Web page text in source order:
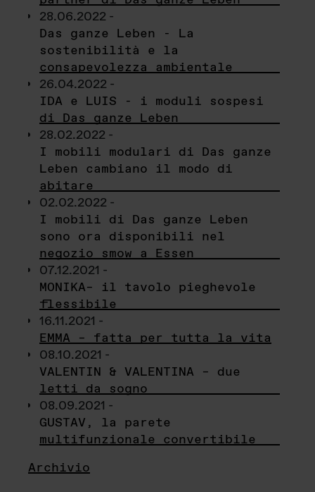
28.06.2022 -
Das ganze Leben - La
sostenibilità e la
consapevolezza ambientale
26.04.2022 -
IDA e LUIS - i moduli sospesi
di Das ganze Leben
28.02.2022 -
I mobili modulari di Das ganze
Leben cambiano il modo di
abitare
02.02.2022 -
I mobili di Das ganze Leben
sono ora disponibili nel
negozio smow a Essen
07.12.2021 -
MONIKA– il tavolo pieghevole
flessibile
16.11.2021 -
EMMA – fatta per tutta la vita
08.10.2021 -
VALENTIN & VALENTINA – due
letti da sogno
08.09.2021 -
GUSTAV, la parete
multifunzionale convertibile
Archivio